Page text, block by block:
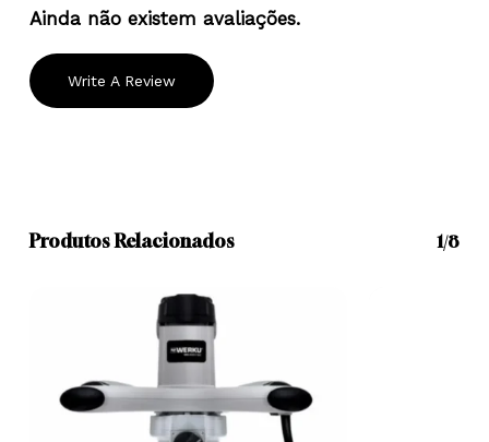
Ainda não existem avaliações.
Write A Review
Produtos Relacionados 1/8